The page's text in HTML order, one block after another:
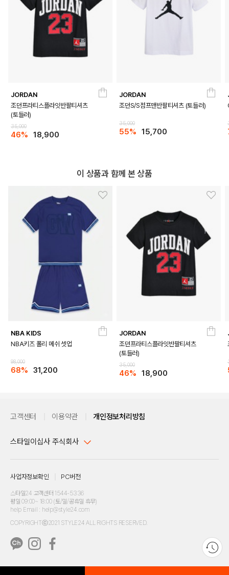
JORDAN
조던프라티스플라잇반팔티셔츠
(토들러)
35,000
46% 18,900
JORDAN
조던S/S점프맨반팔티셔츠 (토들러)
35,000
55% 15,700
이 상품과 함께 본 상품
NBA KIDS
NBA키즈 폴리 메쉬 셋업
98,000
68% 31,200
JORDAN
조던프라티스플라잇반팔티셔츠
(토들러)
35,000
46% 18,900
고객센터 이용약관 개인정보처리방침
스타일이십사 주식회사
주소 : 서울시 강남구 논현로 633, 6층 (논현동, 한세엠케이빌딩)
사업자등록번호 : 116-81-32499
통신판매업신고번호 : 제 2024-서울강남-04239
개인정보보호책임자 : 배기영
고객센터 1544-5336(평일 09:00~ 18:00 토/일/공휴일 휴무)
사업자정보확인 PC버전
스타일24 고객센터 1544-5336
평일 09:00~ 18:00 (토/일/공휴일 휴무)
help Email : help@style24.com
COPYRIGHTⓒ2021 STYLE24 ALL RIGHTS RESERVED.